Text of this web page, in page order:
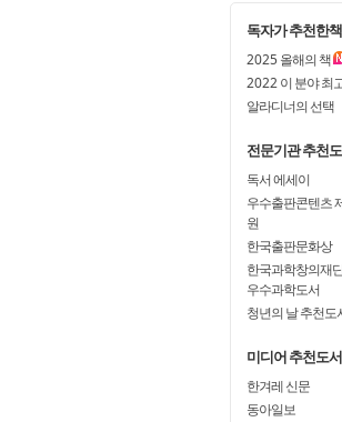
독자가 추천한책
2025올해의 책
2022이 분야 최
알라디너의 선택
전문기관 추천
독서 에세이
우수출판콘텐츠
원
한국출판문화상
한국과학창의재
우수과학도서
청년의 날 추천도
미디어 추천도서
한겨레 신문
동아일보